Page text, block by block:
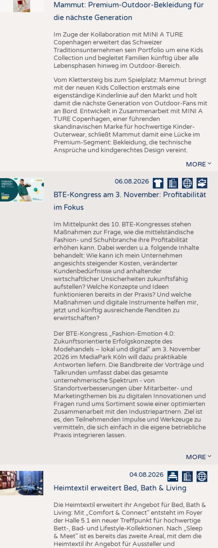
Mammut: Premium-Outdoor-Bekleidung für
die nächste Generation
Im Zuge der Kollaboration mit MINI A TURE
Copenhagen erweitert das Schweizer
Traditionsunternehmen sein Portfolio um eine Kids
Collection und begleitet Familien künftig über alle
Lebensphasen hinweg im Outdoor-Bereich.
Vom Klettersteig bis zum Spielplatz: Mammut bringt
mit der neuen Kids Collection erstmals eine
eigenständige Kinderlinie auf den Markt und holt
damit die nächste Generation von Outdoor-Fans mit
an Bord. Entwickelt in Zusammenarbeit mit MINI A
TURE Copenhagen, einer führenden
skandinavischen Marke für hochwertige Kinder-
Outerwear, schließt Mammut damit eine Lücke im
Premium-Segment: Bekleidung, die technische
Ansprüche und kindgerechtes Design vereint.
MORE
06.08.2026
BTE-Kongress am 3. November: Profitabilität
im Fokus
Im Mittelpunkt des 10. BTE-Kongresses stehen
Maßnahmen zur Frage, wie die mittelständische
Fashion- und Schuhbranche ihre Profitabilität
erhöhen kann. Dabei werden u.a. folgende Inhalte
behandelt: Wie kann ich mein Unternehmen
angesichts steigender Kosten, veränderter
Kundenbedürfnisse und anhaltender
wirtschaftlicher Unsicherheiten zukunftsfähig
aufstellen? Welche Konzepte und Ideen
funktionieren bereits in der Praxis? Und welche
Maßnahmen und digitale Instrumente helfen mir,
jetzt und künftig ausreichende Renditen zu
erwirtschaften?
Der BTE-Kongress „Fashion-Emotion 4.0:
Zukunftsorientierte Erfolgskonzepte des
Modehandels – lokal und digital“ am 3. November
2026 im MediaPark Köln will dazu praktikable
Antworten liefern. Die Bandbreite der Vorträge und
Talkrunden umfasst dabei das gesamte
unternehmerische Spektrum - von
Standortverbesserungen über Mitarbeiter- und
Marketingthemen bis zu digitalen Innovationen und
Fragen rund ums Sortiment sowie einer optimierten
Zusammenarbeit mit den Industriepartnern. Ziel ist
es, den Teilnehmenden Impulse und Werkzeuge zu
vermitteln, die sich einfach in die eigene betriebliche
Praxis integrieren lassen.
MORE
04.08.2026
Heimtextil erweitert Bed, Bath & Living
Die Heimtextil erweitert ihr Angebot für Bed, Bath &
Living: Mit „Comfort & Connect" entsteht im Foyer
der Halle 5.1 ein neuer Treffpunkt für hochwertige
Bett-, Bad- und Lifestyle-Kollektionen. Nach „Sleep
& Meet" ist es bereits das zweite Areal, mit dem die
Heimtextil ihr Angebot für Aussteller und